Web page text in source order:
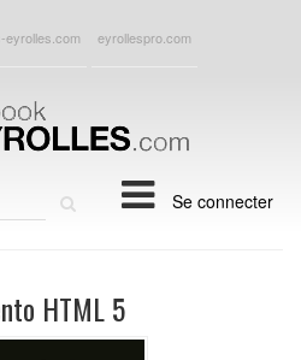
eyrolles.com eyrollespro.com
Se connecter
HTML 5